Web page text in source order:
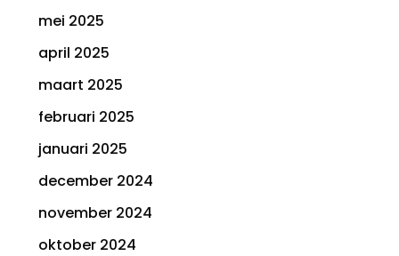
mei 2025
april 2025
maart 2025
februari 2025
januari 2025
december 2024
november 2024
oktober 2024